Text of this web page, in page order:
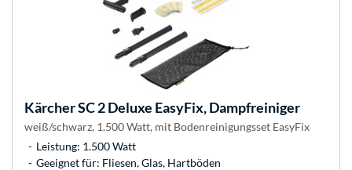
KärcherSC 2 Deluxe EasyFix, Dampfreiniger
weiß/schwarz, 1.500 Watt, mit Bodenreinigungsset EasyFix
Leistung: 1.500 Watt
Geeignet für: Fliesen, Glas, Hartböden